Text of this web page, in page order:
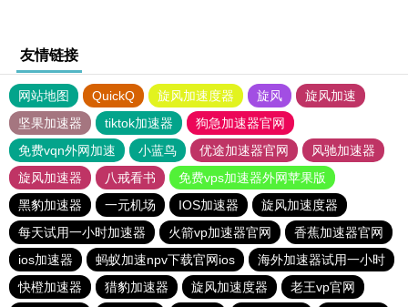
友情链接
网站地图 QuickQ 旋风加速度器 旋风
旋风加速
坚果加速器
tiktok加速器
狗急加速器官网
免费vqn外网加速
小蓝鸟 优途加速器官网
风驰加速器
旋风加速器
八戒看书
免费vps加速器外网苹果版
黑豹加速器
一元机场 IOS加速器
旋风加速度器
每天试用一小时加速器
火箭vp加速器官网
香蕉加速器官网
ios加速器
蚂蚁加速npv下载官网ios
海外加速器试用一小时
快橙加速器
猎豹加速器 旋风加速度器 老王vp官网